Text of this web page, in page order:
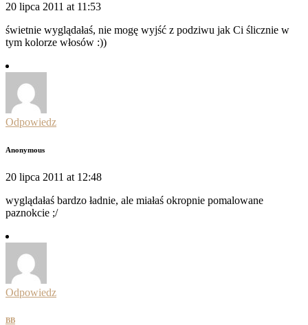
20 lipca 2011 at 11:53
świetnie wyglądałaś, nie mogę wyjść z podziwu jak Ci ślicznie w
tym kolorze włosów :))
Odpowiedz
Anonymous
20 lipca 2011 at 12:48
wyglądałaś bardzo ładnie, ale miałaś okropnie pomalowane
paznokcie ;/
Odpowiedz
BB